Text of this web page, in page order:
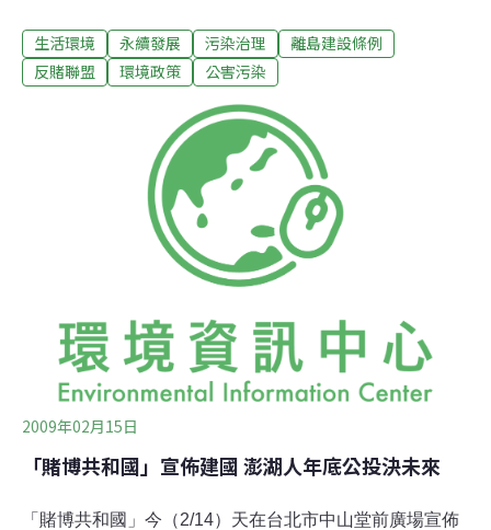
走」的方式向政府喊話，諷諭博弈條款是開政策倒車，創
下遊行使上先例。遊行民眾高舉標語，內容包括「反對賭
家就塗、塗、塗」等，強調政府不可枉顧民意、貿然推動
博弈條款。而台灣各界宗教領袖，包含天主教、基督教、
佛教與一貫道等，均強烈表示反賭的立場；另外還有多個
環保團體、婦女團體以及勞工團體參與遊行，呼籲政府需
要「公開辯論」與「全民公投」，以尋求社會共識。在總
統府前，2月14日情人節當天宣佈成立的微型國家的「賭
博共和國」國王，也帶著諸侯來到現場，上演一場諸侯分
顧金錢收益不顧社會問題的政治人物。
生活環境 永續發展 污染治理
離島建設條例
反賭聯盟
環境政策 公害污染
2009年02月15日
「賭博共和國」宣佈建國 澎湖人年底公投決未來
「賭博共和國」今（2/14）天在台北市中山堂前廣場宣佈